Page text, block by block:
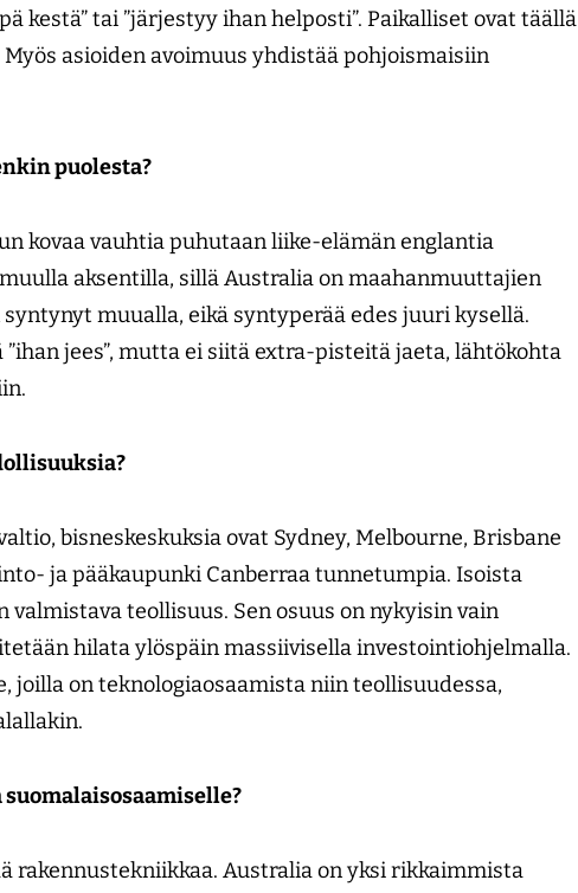
kestä” tai ”järjestyy ihan helposti”. Paikalliset ovat täällä
asioiden avoimuus yhdistää pohjoismaisiin
puolesta?
kovaa vauhtia puhutaan liike-elämän englantia
aksentilla, sillä Australia on maahanmuuttajien
muualla, eikä syntyperää edes juuri kysellä.
jees”, mutta ei siitä extra-pisteitä jaeta, lähtökohta
bisneskeskuksia ovat Sydney, Melbourne, Brisbane
ja pääkaupunki Canberraa tunnetumpia. Isoista
teollisuus. Sen osuus on nykyisin vain
hilata ylöspäin massiivisella investointiohjelmalla.
joilla on teknologiaosaamista niin teollisuudessa,
rakennustekniikkaa. Australia on yksi rikkaimmista